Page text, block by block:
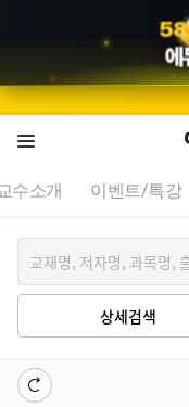
58
에
수소개 이벤트/특강
상세검색